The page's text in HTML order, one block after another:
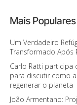
Mais Populares
Um Verdadeiro
Transformado Após
Carlo Ratti participa
para discutir como
regenerar o planeta
João Armentano: